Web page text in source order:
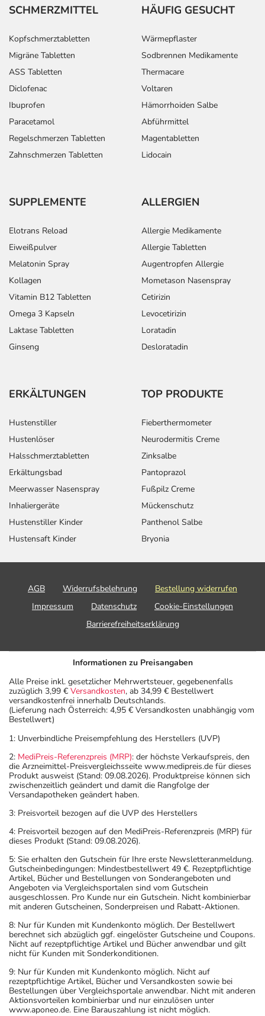
SCHMERZMITTEL
Kopfschmerztabletten
Migräne Tabletten
ASS Tabletten
Diclofenac
Ibuprofen
Paracetamol
Regelschmerzen Tabletten
Zahnschmerzen Tabletten
HÄUFIG GESUCHT
Wärmepflaster
Sodbrennen Medikamente
Thermacare
Voltaren
Hämorrhoiden Salbe
Abführmittel
Magentabletten
Lidocain
SUPPLEMENTE
Elotrans Reload
Eiweißpulver
Melatonin Spray
Kollagen
Vitamin B12 Tabletten
Omega 3 Kapseln
Laktase Tabletten
Ginseng
ALLERGIEN
Allergie Medikamente
Allergie Tabletten
Augentropfen Allergie
Mometason Nasenspray
Cetirizin
Levocetirizin
Loratadin
Desloratadin
ERKÄLTUNGEN
Hustenstiller
Hustenlöser
Halsschmerztabletten
Erkältungsbad
Meerwasser Nasenspray
Inhaliergeräte
Hustenstiller Kinder
Hustensaft Kinder
TOP PRODUKTE
Fieberthermometer
Neurodermitis Creme
Zinksalbe
Pantoprazol
Fußpilz Creme
Mückenschutz
Panthenol Salbe
Bryonia
AGB Widerrufsbelehrung
Bestellung widerrufen
Impressum
Datenschutz
Cookie-Einstellungen
Barrierefreiheitserklärung
Informationen zu Preisangaben
Alle Preise inkl. gesetzlicher Mehrwertsteuer, gegebenenfalls
zuzüglich 3,99 € Versandkosten, ab 34,99 € Bestellwert
versandkostenfrei innerhalb Deutschlands.
(Lieferung nach Österreich: 4,95 € Versandkosten unabhängig vom
Bestellwert)
1: Unverbindliche Preisempfehlung des Herstellers (UVP)
2: MediPreis-Referenzpreis (MRP): der höchste Verkaufspreis, den
die Arzneimittel-Preisvergleichsseite www.medipreis.de für dieses
Produkt ausweist (Stand: 09.08.2026). Produktpreise können sich
zwischenzeitlich geändert und damit die Rangfolge der
Versandapotheken geändert haben.
3: Preisvorteil bezogen auf die UVP des Herstellers
4: Preisvorteil bezogen auf den MediPreis-Referenzpreis (MRP) für
dieses Produkt (Stand: 09.08.2026).
5: Sie erhalten den Gutschein für Ihre erste Newsletteranmeldung.
Gutscheinbedingungen: Mindestbestellwert 49 €. Rezeptpflichtige
Artikel, Bücher und Bestellungen von Sonderangeboten und
Angeboten via Vergleichsportalen sind vom Gutschein
ausgeschlossen. Pro Kunde nur ein Gutschein. Nicht kombinierbar
mit anderen Gutscheinen, Sonderpreisen und Rabatt-Aktionen.
8: Nur für Kunden mit Kundenkonto möglich. Der Bestellwert
berechnet sich abzüglich ggf. eingelöster Gutscheine und Coupons.
Nicht auf rezeptpflichtige Artikel und Bücher anwendbar und gilt
nicht für Kunden mit Sonderkonditionen.
9: Nur für Kunden mit Kundenkonto möglich. Nicht auf
rezeptpflichtige Artikel, Bücher und Versandkosten sowie bei
Bestellungen über Vergleichsportale anwendbar. Nicht mit anderen
Aktionsvorteilen kombinierbar und nur einzulösen unter
www.aponeo.de. Eine Barauszahlung ist nicht möglich.